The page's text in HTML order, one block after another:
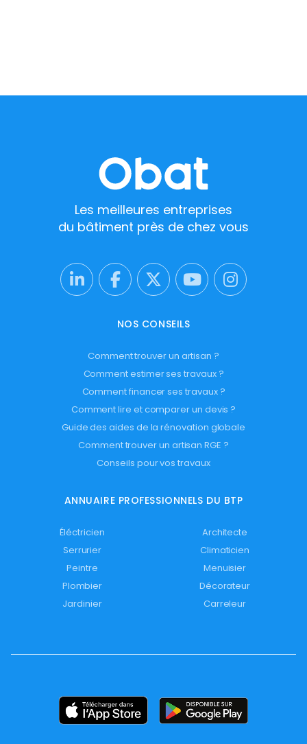
Les meilleures entreprises
du bâtiment près de chez vous
NOS CONSEILS
Comment trouver un artisan ?
Comment estimer ses travaux ?
Comment financer ses travaux ?
Comment lire et comparer un devis ?
Guide des aides de la rénovation globale
Comment trouver un artisan RGE ?
Conseils pour vos travaux
ANNUAIRE PROFESSIONNELS DU BTP
Éléctricien
Architecte
Serrurier
Climaticien
Peintre
Menuisier
Plombier
Décorateur
Jardinier
Carreleur